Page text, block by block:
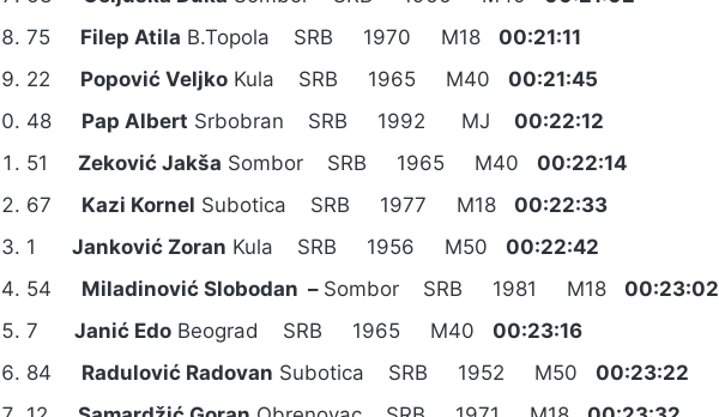
75 Filep Atila B.Topola SRB 1970 M18 00:21:11
22 Popović Veljko Kula SRB 1965 M40 00:21:45
48 Pap Albert Srbobran SRB 1992 MJ 00:22:12
51 Zeković Jakša Sombor SRB 1965 M40 00:22:14
67 Kazi Kornel Subotica SRB 1977 M18 00:22:33
1 Janković Zoran Kula SRB 1956 M50 00:22:42
54 Miladinović Slobodan –Sombor SRB 1981 M18 00:23:02
7 Janić Edo Beograd SRB 1965 M40 00:23:16
84 Radulović Radovan Subotica SRB 1952 M50 00:23:22